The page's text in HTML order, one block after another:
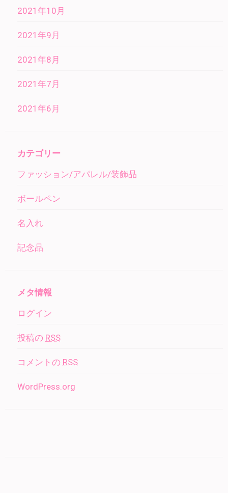
2021年10月
2021年9月
2021年8月
2021年7月
2021年6月
カテゴリー
ファッション/アパレル/装飾品
ボールペン
名入れ
記念品
メタ情報
ログイン
投稿の RSS
コメントの RSS
WordPress.org